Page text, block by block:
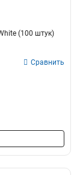
(100 штук)
Сравнить